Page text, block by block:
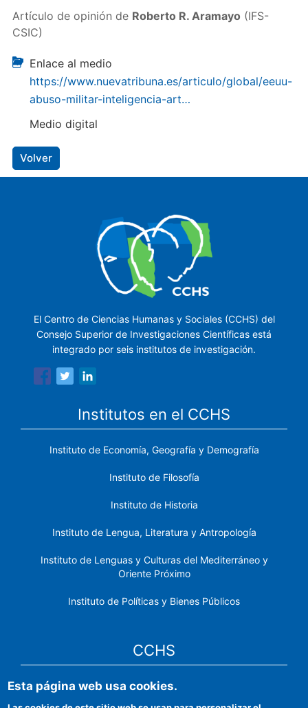
Artículo de opinión de Roberto R. Aramayo (IFS-
CSIC)
Enlace al medio
https://www.nuevatribuna.es/articulo/global/eeuu-
abuso-militar-inteligencia-art…
Medio digital
Volver
El Centro de Ciencias Humanas y Sociales (CCHS) del
Consejo Superior de Investigaciones Científicas está
integrado por seis institutos de investigación.
Institutos en el CCHS
Instituto de Economía, Geografía y Demografía
Instituto de Filosofía
Instituto de Historia
Instituto de Lengua, Literatura y Antropología
Instituto de Lenguas y Culturas del Mediterráneo y
Oriente Próximo
Instituto de Políticas y Bienes Públicos
CCHS
Sede electrónica CSIC
Esta página web usa cookies.